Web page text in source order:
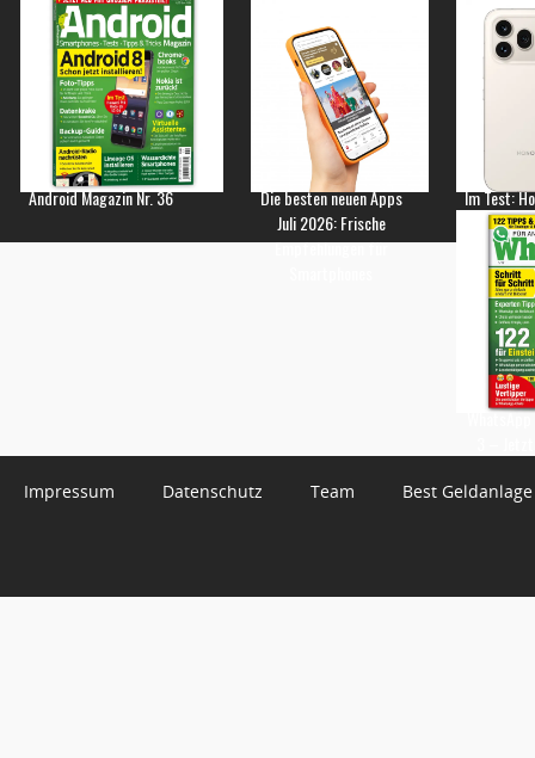
Android Magazin Nr. 36
Die besten neuen Apps
Juli 2026: Frische
Empfehlungen für
Im Test:
Impressum Datenschutz Team Best Geldanlage